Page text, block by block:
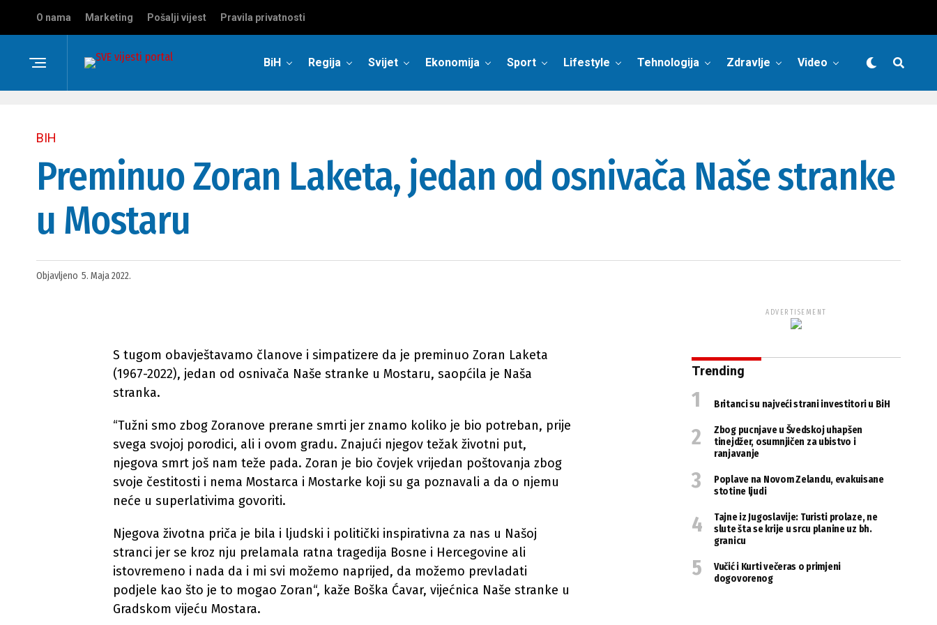
O nama Marketing Pošalji vijest Pravila privatnosti
BiH Regija Svijet Ekonomija Sport Lifestyle Tehnologija Zdravlje Video
BIH
Preminuo Zoran Laketa, jedan od osnivača Naše stranke
u Mostaru
Objavljeno 5. Maja 2022.
S tugom obavještavamo članove i simpatizere da je preminuo Zoran Laketa
(1967-2022), jedan od osnivača Naše stranke u Mostaru, saopćila je Naša
stranka.
“Tužni smo zbog Zoranove prerane smrti jer znamo koliko je bio potreban, prije
svega svojoj porodici, ali i ovom gradu. Znajući njegov težak životni put,
njegova smrt još nam teže pada. Zoran je bio čovjek vrijedan poštovanja zbog
svoje čestitosti i nema Mostarca i Mostarke koji su ga poznavali a da o njemu
neće u superlativima govoriti.
Njegova životna priča je bila i ljudski i politički inspirativna za nas u Našoj
stranci jer se kroz nju prelamala ratna tragedija Bosne i Hercegovine ali
istovremeno i nada da i mi svi možemo naprijed, da možemo prevladati
podjele kao što je to mogao Zoran“, kaže Boška Ćavar, vijećnica Naše stranke u
Gradskom vijeću Mostara.
ADVERTISEMENT
Trending
Britanci su najveći strani investitori u BiH
Zbog pucnjave u Švedskoj uhapšen
tinejdžer, osumnjičen za ubistvo i
ranjavanje
Poplave na Novom Zelandu, evakuisane
stotine ljudi
Tajne iz Jugoslavije: Turisti prolaze, ne
slute šta se krije u srcu planine uz bh.
granicu
Vučić i Kurti večeras o primjeni
dogovorenog